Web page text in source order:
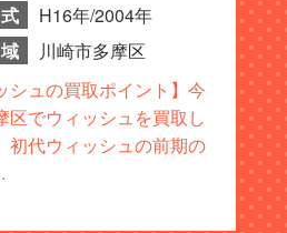
H16年/2004年
川崎市多摩区
シュの買取ポイント】今
区でウィッシュを買取し
初代ウィッシュの前期の